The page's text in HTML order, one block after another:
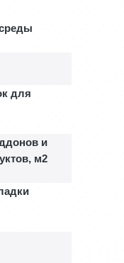
для
и
м2